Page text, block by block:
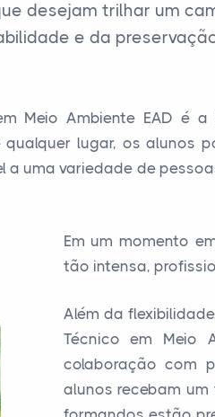
desejam trilhar um
e da
Meio Ambiente EAD é
lugar, os alunos
a uma variedade de
Em um momento
tão intensa,
Além da
Técnico em Meio
colaboração com
alunos recebam